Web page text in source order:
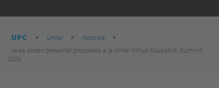
Catalunya
Unite!
Noticies
Ja es poden presentar propostes a la Unite! Virtual Education Summit
2026